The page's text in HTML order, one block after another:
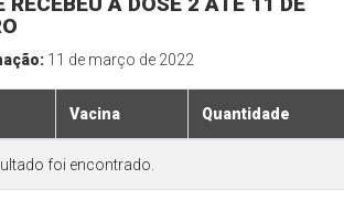
11 de março de 2022
Vacina Quantidade
foi encontrado.